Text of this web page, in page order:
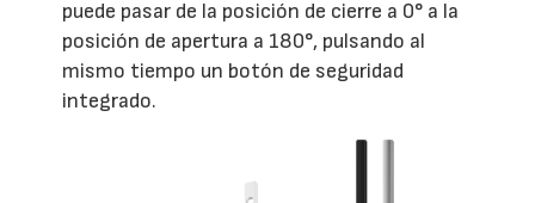
puede pasar de la posición de cierre a 0° a la
posición de apertura a 180°, pulsando al
mismo tiempo un botón de seguridad
integrado.